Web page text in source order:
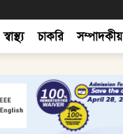
স্বাস্থ্য চাকরি সম্পাদকীয়